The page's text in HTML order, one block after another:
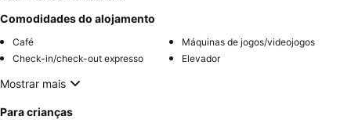
Comodidades do alojamento
Café
Máquinas de jogos/videojogos
Check-in/check-out expresso
Elevador
Mostrar mais
Para crianças